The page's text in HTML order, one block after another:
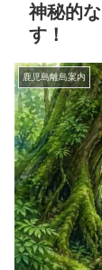
神秘的
す！
鹿児島離島案内